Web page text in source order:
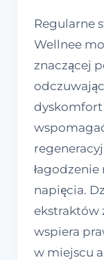
Regularne
Wellnee
znaczącej
dyskomfort
napięcia.
ekstraktów
wspiera
w miejscu